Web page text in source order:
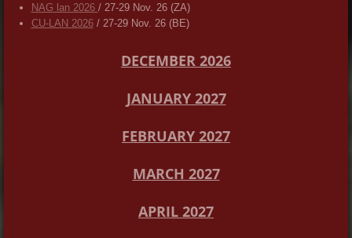
NAG lan 2026 / 27-29 Nov. 26 (ZA)
CU-LAN 2026/ 27-29 Nov. 26 (BE)
DECEMBER 2026
JANUARY 2027
FEBRUARY 2027
MARCH 2027
APRIL 2027